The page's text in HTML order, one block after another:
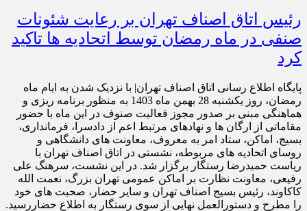
رئیس اتاق اصناف تهران بر رعایت شئونات
صنفی در ماه رمضان توسط اتحادیه ها تاکید
کرد
پایگاه اطلاع رسانی اتاق اصناف تهران| با نزدیک شدن به ایام ماه
رمضان، روز یکشنبه 28 بهمن ماه 1403 به منظور برنامه ریزی و
هماهنگی مبنی بر صدور مجوز فعالیت صنوف در این ماه با حضور
مقاماتی از ارگان ها و نهادهای مرتبط اعم از دادسرا، فرمانداری،
بسیج، اماکن، ستاد امر به معروف، معاونت های دانشگاهی و
روسای اتحادیه های مربوطه، نشستی در اتاق اصناف تهران با
ریاست حمیدرضا رستگار برگزار شد. در این نشست، سرهنگ علی
رفیعی، معاونت نظارت بر اماکن عمومی تهران بزرگ، نعمت الله
کاکاوند، رئیس بسیج اصناف تهران و سایر حضار، صحبت های خود
را مطرح و دستورالعمل نهایی از سوی رستگار به اطلاع حضاررسید.